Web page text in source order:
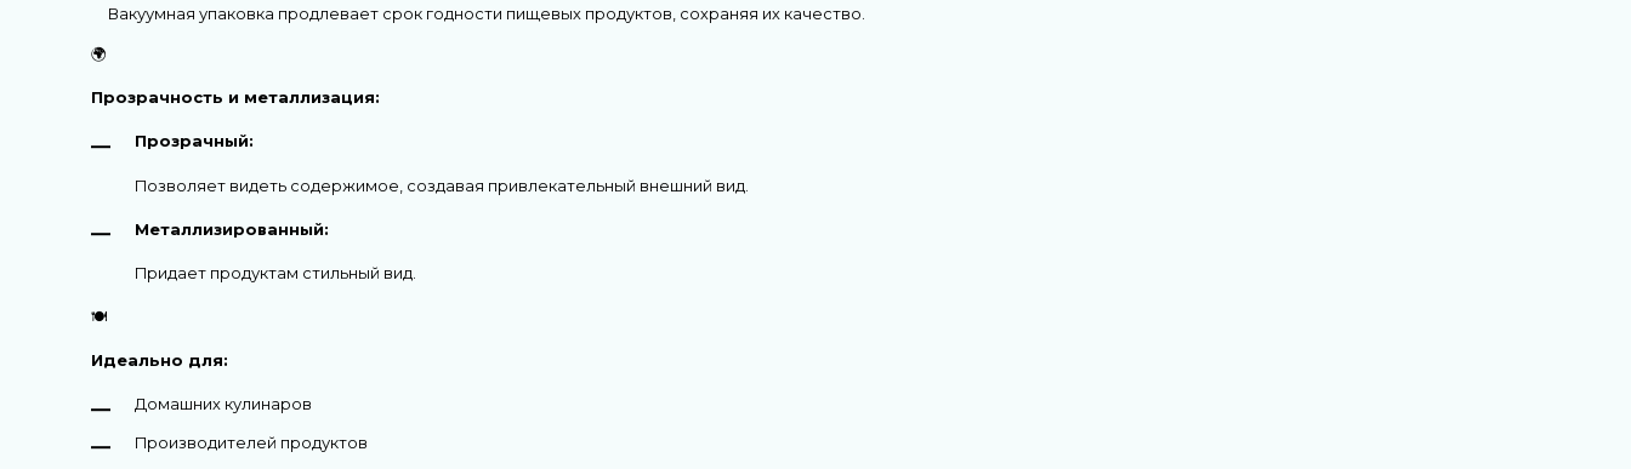
Вакуумная упаковка продлевает срок годности пищевых продуктов, сохраняя их качество.
🌍
Прозрачность и металлизация:
Прозрачный:
Позволяет видеть содержимое, создавая привлекательный внешний вид.
Металлизированный:
Придает продуктам стильный вид.
🍽️
Идеально для:
Домашних кулинаров
Производителей продуктов